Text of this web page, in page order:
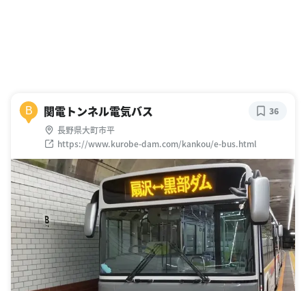
B 関電トンネル電気バス
長野県大町市平
https://www.kurobe-dam.com/kankou/e-bus.html
36